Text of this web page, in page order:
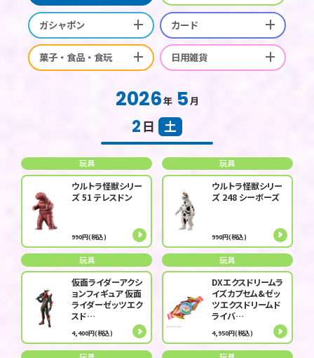
ガシャポン カード
菓子・食品・食玩 日用雑貨
2026年 5月
2日 土
玩具
ウルトラ怪獣シリー
ズ 51 テレスドン
990円(税込)
玩具
ウルトラ怪獣シリー
ズ 248 シーボーズ
990円(税込)
玩具
仮面ライダーアクシ
ョンフィギュア 仮面
ライダーゼッツエク
スド…
4,400円(税込)
玩具
DXエクスドリームラ
イズカプセム&ゼッ
ツエクスドリームド
ライバ…
4,950円(税込)